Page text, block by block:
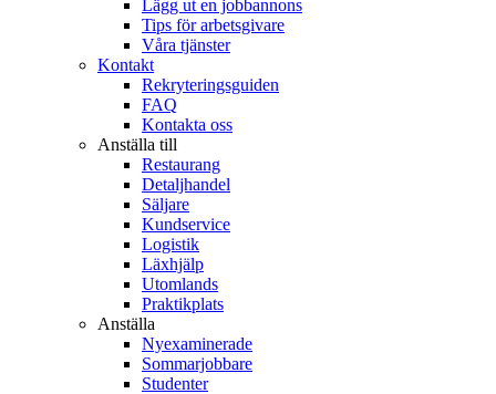
Lägg ut en jobbannons
Tips för arbetsgivare
Våra tjänster
Kontakt
Rekryteringsguiden
FAQ
Kontakta oss
Anställa till
Restaurang
Detaljhandel
Säljare
Kundservice
Logistik
Läxhjälp
Utomlands
Praktikplats
Anställa
Nyexaminerade
Sommarjobbare
Studenter